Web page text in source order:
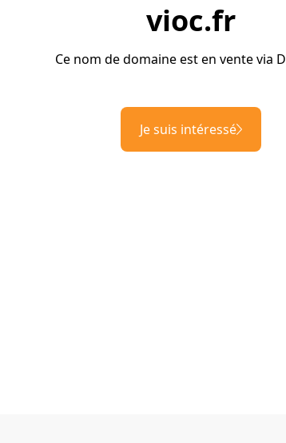
vioc.fr
Ce nom de domaine est en vente via
Je suis intéressé